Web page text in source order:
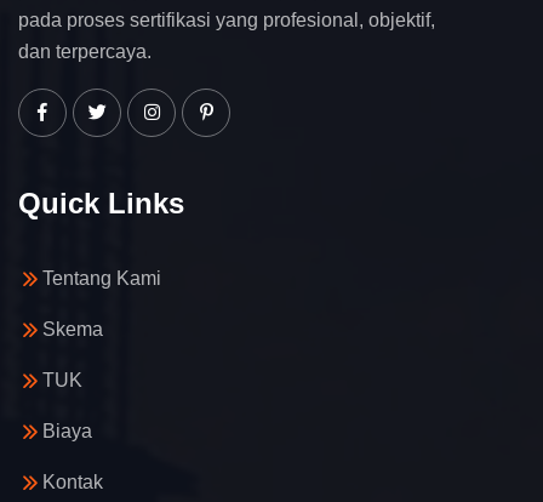
pada proses sertifikasi yang profesional, objektif,
dan terpercaya.
Quick Links
Tentang Kami
Skema
TUK
Biaya
Kontak